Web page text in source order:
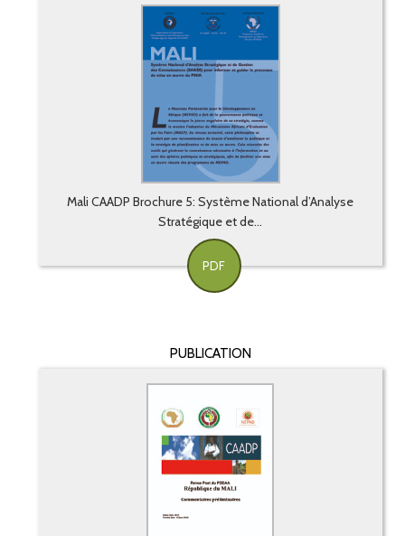
Mali CAADP Brochure 5: Système National d’Analyse
Stratégique et de...
PDF
PUBLICATION